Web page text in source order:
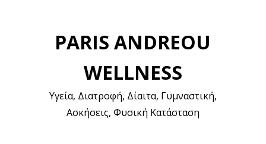
PARIS ANDREOU
WELLNESS
Υγεία, Διατροφή, Δίαιτα, Γυμναστική,
Ασκήσεις, Φυσική Κατάσταση